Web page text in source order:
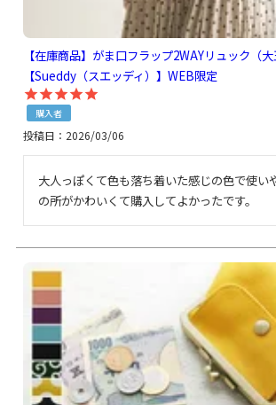
【在庫商品】がま口フラップ2WAYリュック（大
【Sueddy（スエッディ）】WEB限定
購入者
投稿日 2026/03/06
大人っぽくて色も落ち着いた感じの色で使い
の所がかわいくて購入してよかったです。